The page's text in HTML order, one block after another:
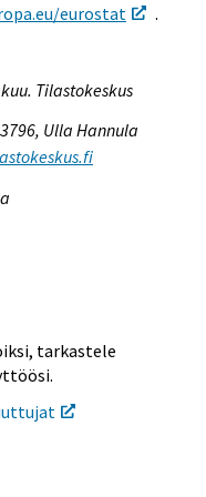
eurostat .
Tilastokeskus
Ulla Hannula
tarkastele